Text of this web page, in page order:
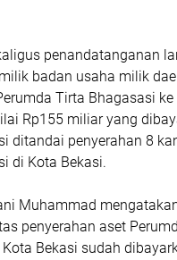
.
penandatanganan
badan usaha milik
Tirta Bhagasasi
Rp155 miliar yang
ditandai penyerahan 8
di Kota Bekasi.
Muhammad
penyerahan aset
Bekasi sudah